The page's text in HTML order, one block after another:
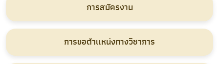
การสมัครงาน
การขอตำแหน่งทางวิชาการ